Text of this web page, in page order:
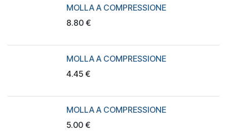
MOLLA A COMPRESSIONE
8.80 €
MOLLA A COMPRESSIONE
4.45 €
MOLLA A COMPRESSIONE
5.00 €